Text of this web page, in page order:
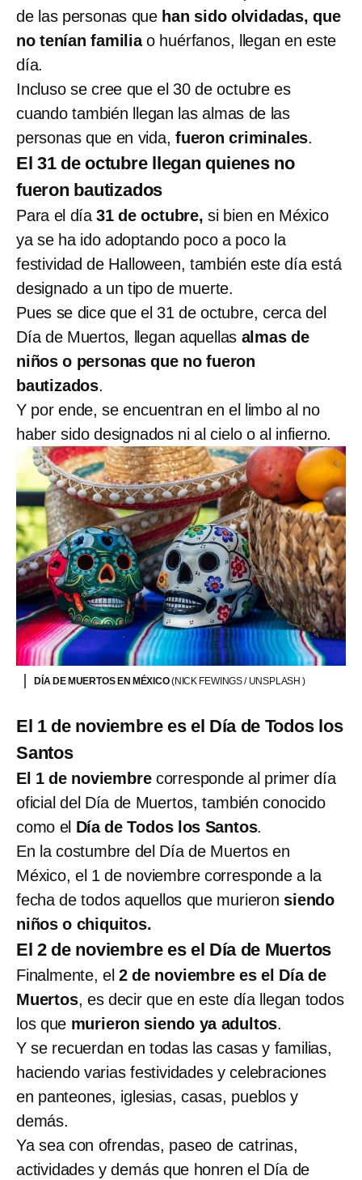
de las personas que han sido olvidadas, que
no tenían familiao huérfanos, llegan en este
día.
Incluso se cree que el 30 de octubre es
cuando también llegan las almas de las
personas que en vida, fueron criminales.
El 31 de octubre llegan quienes no
fueron bautizados
Para el día31 de octubre,si bien en México
ya se ha ido adoptando poco a poco la
festividad de Halloween, también este día está
designado a un tipo de muerte.
Pues se dice que el 31 de octubre, cerca del
Día de Muertos, llegan aquellas almas de
niños o personas que no fueron
bautizados.
Y por ende, se encuentran en el limbo al no
haber sido designados ni al cielo o al infierno.
DÍA DE MUERTOS EN MÉXICO(NICK FEWINGS / UNSPLASH )
El 1 de noviembre es el Día de Todos los
Santos
El 1 de noviembre corresponde al primer día
oficial del Día de Muertos, también conocido
como el Día de Todos los Santos.
En la costumbre del Día de Muertos en
México, el 1 de noviembre corresponde a la
fecha de todos aquellos que murieron siendo
niños o chiquitos.
El 2 de noviembre es el Día de Muertos
Finalmente, el2 de noviembre es el Día de
Muertos, es decir que en este día llegan todos
los que murieron siendo ya adultos.
Y se recuerdan en todas las casas y familias,
haciendo varias festividades y celebraciones
en panteones, iglesias, casas, pueblos y
demás.
Ya sea con ofrendas, paseo de catrinas,
actividades y demás que honren el Día de